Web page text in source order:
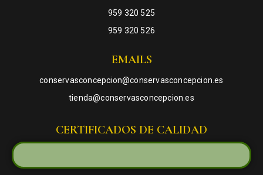
959 320 525
959 320 526
EMAILS
conservasconcepcion@conservasconcepcion.es
tienda@conservasconcepcion.es
CERTIFICADOS DE CALIDAD